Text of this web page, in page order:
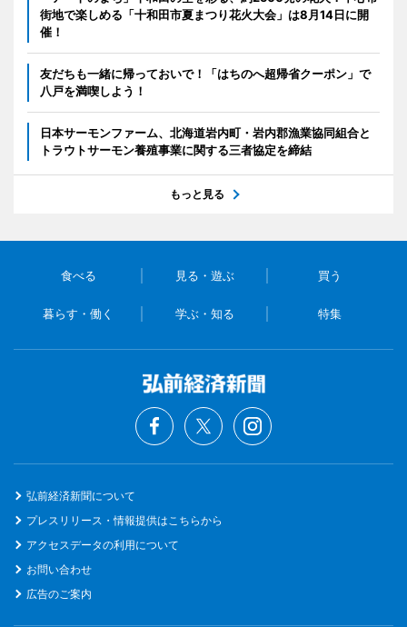
街地で楽しめる「十和田市夏まつり花火大会」は8月14日に開
催！
友だちも一緒に帰っておいで！「はちのへ超帰省クーポン」で
八戸を満喫しよう！
日本サーモンファーム、北海道岩内町・岩内郡漁業協同組合と
トラウトサーモン養殖事業に関する三者協定を締結
もっと見る
食べる 見る・遊ぶ 買う
暮らす・働く 学ぶ・知る 特集
弘前経済新聞について
プレスリリース・情報提供はこちらから
アクセスデータの利用について
お問い合わせ
広告のご案内